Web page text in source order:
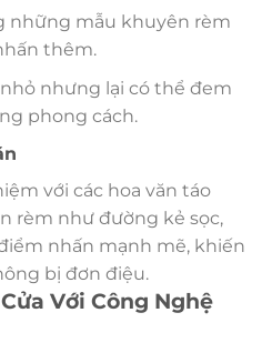
những mẫu khuyên rèm
thêm.
nhưng lại có thể đem
phong cách.
với các hoa văn táo
rèm như đường kẻ sọc,
nhấn mạnh mẽ, khiến
bị đơn điệu.
Với Công Nghệ